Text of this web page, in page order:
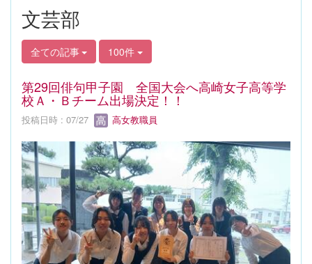
文芸部
全ての記事 100件
第29回俳句甲子園 全国大会へ高崎女子高等学
校Ａ・Ｂチーム出場決定！！
投稿日時 : 07/27 高女教職員